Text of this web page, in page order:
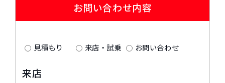
お問い合わせ内容
見積もり 来店・試乗 お問い合わせ
来店